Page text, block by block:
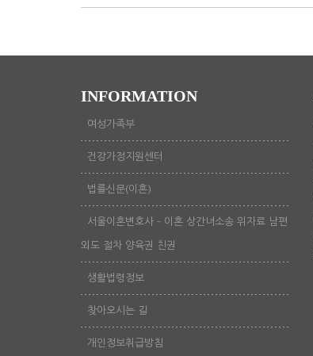
INFORMATION
여성가족부
건강가정지원센터
법률신문(이혼)
서울이혼변호사 - 이혼 상간녀소송 위자료 남편
외도 절차 양육권 친권
생활법령정보
찾아오시는 길
개인정보취급방침